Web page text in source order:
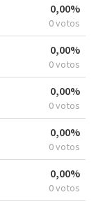
0,00%
0 votos
0,00%
0 votos
0,00%
0 votos
0,00%
0 votos
0,00%
0 votos